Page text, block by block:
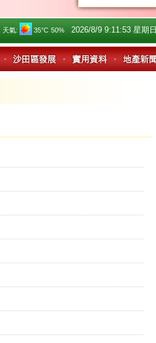
天氣: 35°C 50% 2026/8/9 9:11:53 星期日